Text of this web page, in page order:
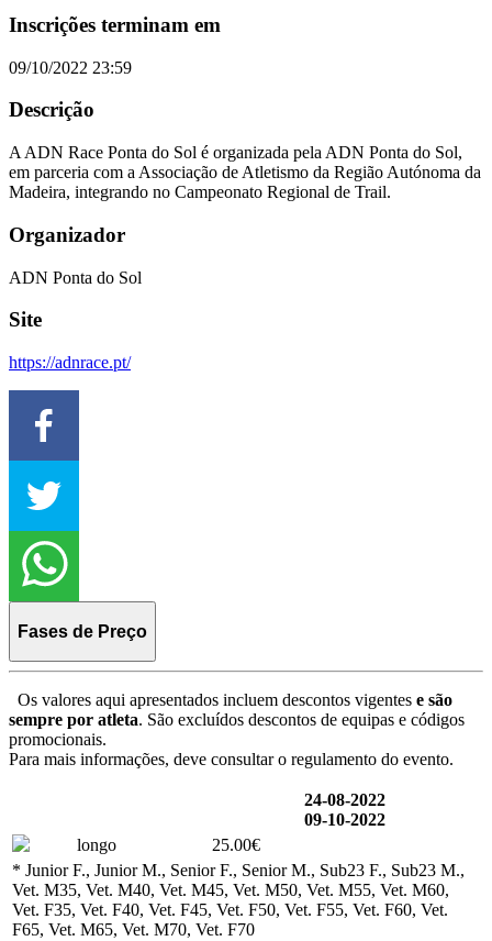
Inscrições terminam em
09/10/2022 23:59
Descrição
A ADN Race Ponta do Sol é organizada pela ADN Ponta do Sol,
em parceria com a Associação de Atletismo da Região Autónoma da
Madeira, integrando no Campeonato Regional de Trail.
Organizador
ADN Ponta do Sol
Site
https://adnrace.pt/
Fases de Preço
Os valores aqui apresentados incluem descontos vigentes e são
sempre por atleta. São excluídos descontos de equipas e códigos
promocionais.
Para mais informações, deve consultar o regulamento do evento.
24-08-2022
09-10-2022
longo
25.00€
* Junior F., Junior M., Senior F., Senior M., Sub23 F., Sub23 M.,
Vet. M35, Vet. M40, Vet. M45, Vet. M50, Vet. M55, Vet. M60,
Vet. F35, Vet. F40, Vet. F45, Vet. F50, Vet. F55, Vet. F60, Vet.
F65, Vet. M65, Vet. M70, Vet. F70